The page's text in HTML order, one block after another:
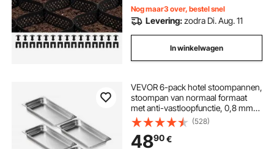
Nog maar3 over, bestel snel
Levering:zodra Di. Aug. 11
In winkelwagen
VEVOR 6-pack hotel stoompannen,
stoompan van normaal formaat
met anti-vastloopfunctie, 0,8 mm
dikke roestvrijstalen stoompan
voor restaurants, 2,5 inch diepe
commerciële tafelstoompan, pan
(528)
4890€